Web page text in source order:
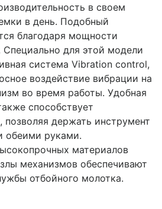
в своем
в день. Подобный
благодаря мощности
Специально для этой модели
система Vibration control,
воздействие вибрации на
во время работы. Удобная
способствует
позволяя держать инструмент
обеими руками.
материалов
механизмов обеспечивают
отбойного молотка.